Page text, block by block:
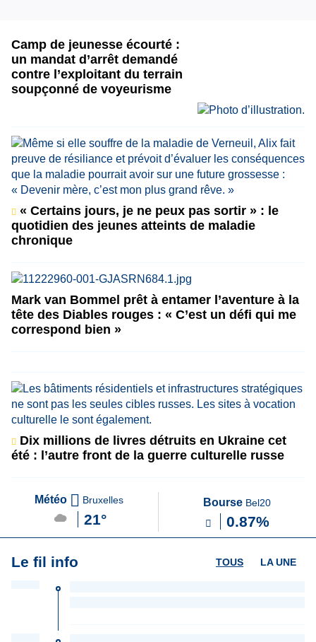
Camp de jeunesse écourté :
un mandat d’arrêt demandé
contre l’exploitant du terrain
soupçonné de voyeurisme
« Certains jours, je ne peux pas sortir » : le
quotidien des jeunes atteints de maladie
chronique
Mark van Bommel prêt à entamer l’aventure à la
tête des Diables rouges : « C’est un défi qui me
correspond bien »
Dix millions de livres détruits en Ukraine cet
été : l’autre front de la guerre culturelle russe
Météo Bruxelles
21°
Bourse Bel20
0.87%
Le fil info LA UNE
TOUS